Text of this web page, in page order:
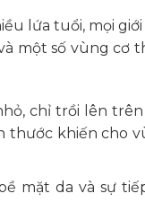
lứa tuổi, mọi
một số vùng cơ
chỉ trồi lên trên
thước khiến cho
mặt da và sự